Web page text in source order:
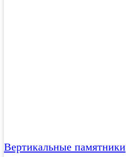
Вертикальные памятники